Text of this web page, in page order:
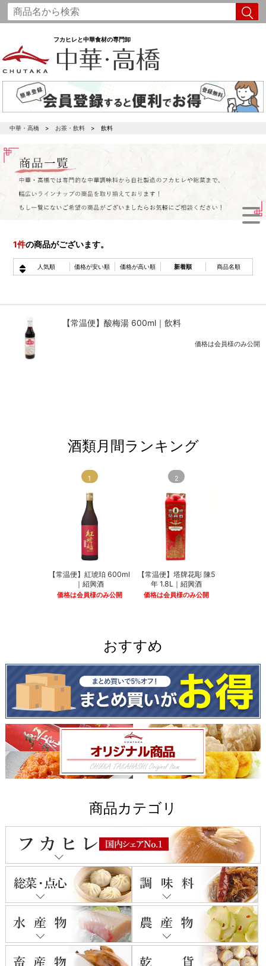
フカヒレと中華食材の専門卸
中華・高橋 お茶・飲料 飲料
1件の商品がございます。
人気順 価格が安い順 価格が高い順 新着順 商品名順
【常温便】酸梅湯 600ml｜飲料
価格は会員様のみ公開
酒類月間ランキング
1
【常温便】紅琥珀 600ml
｜紹興酒
価格は会員様のみ公開
2
【常温便】塔牌花彫 陳5
年 1.8L｜紹興酒
価格は会員様のみ公開
おすすめ
商品カテゴリ